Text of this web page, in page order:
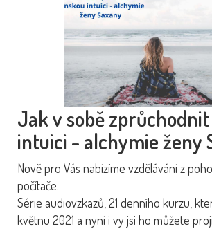
Jak v sobě
intuici - alchymie ženy
Nově pro Vás nabízíme vzdělávání z
počítače.
Série audiovzkazů, 21 denního kurzu,
květnu 2021 a nyní i vy jsi ho můžete